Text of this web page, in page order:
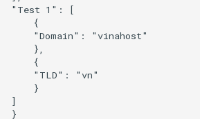
"Test 1": [
    {
    "Domain": "vinahost"
    },
    {
    "TLD": "vn"
    }
]